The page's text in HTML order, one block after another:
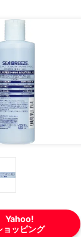
Yahoo!
ョッピング